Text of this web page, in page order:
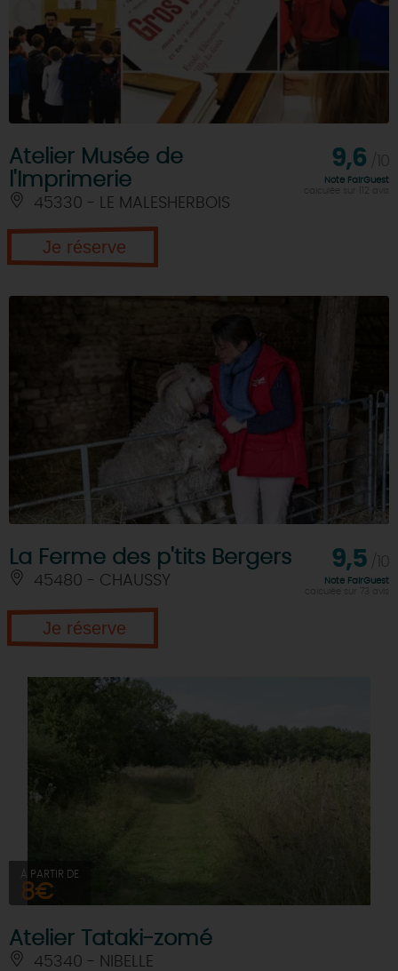
Atelier Musée de
l'Imprimerie
45330 - LE MALESHERBOIS
9,6
Note FairGuest
Je réserve
La Ferme des p'tits Bergers
45480 - CHAUSSY
9,5
Note FairGuest
Je réserve
À PARTIR DE
8€
Atelier Tataki-zomé
45340 - NIBELLE